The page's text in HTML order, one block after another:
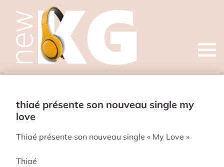
Open
thiaé présente son nouveau single my
love
Thiaé présente son nouveau single « My Love »
Thiaé